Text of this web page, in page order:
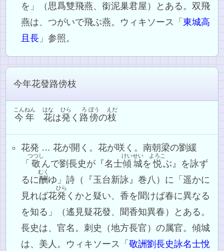
を」（思爲雙飛燕、銜泥巢君屋）とある。双飛
燕は、つがいで飛ぶ燕。ウィキソース「東城高
且長 」参照。
今年花發路傍枝
今年
こんねん
花
はな
は発
ひら
く 路
ろ
傍
ぼう
の枝
えだ
花発 … 花が開く。花が咲く。南朝梁の劉緩
「 敬
つつし
んで劉長史が『名士傾城
けいせい
を 悦
よろこ
ぶ』を詠ず
るに酬
むく
ゆ」詩（『玉台新詠』巻八）に「遥かに
見れば花発
ひら
くかと疑い、香を聞けば春に異なる
を知る」（遙見疑花發、聞香知異春）とある。
長史は、官名。刺史（地方長官）の属官。傾城
は、美人。ウィキソース「敬詶劉長史詠名士悅